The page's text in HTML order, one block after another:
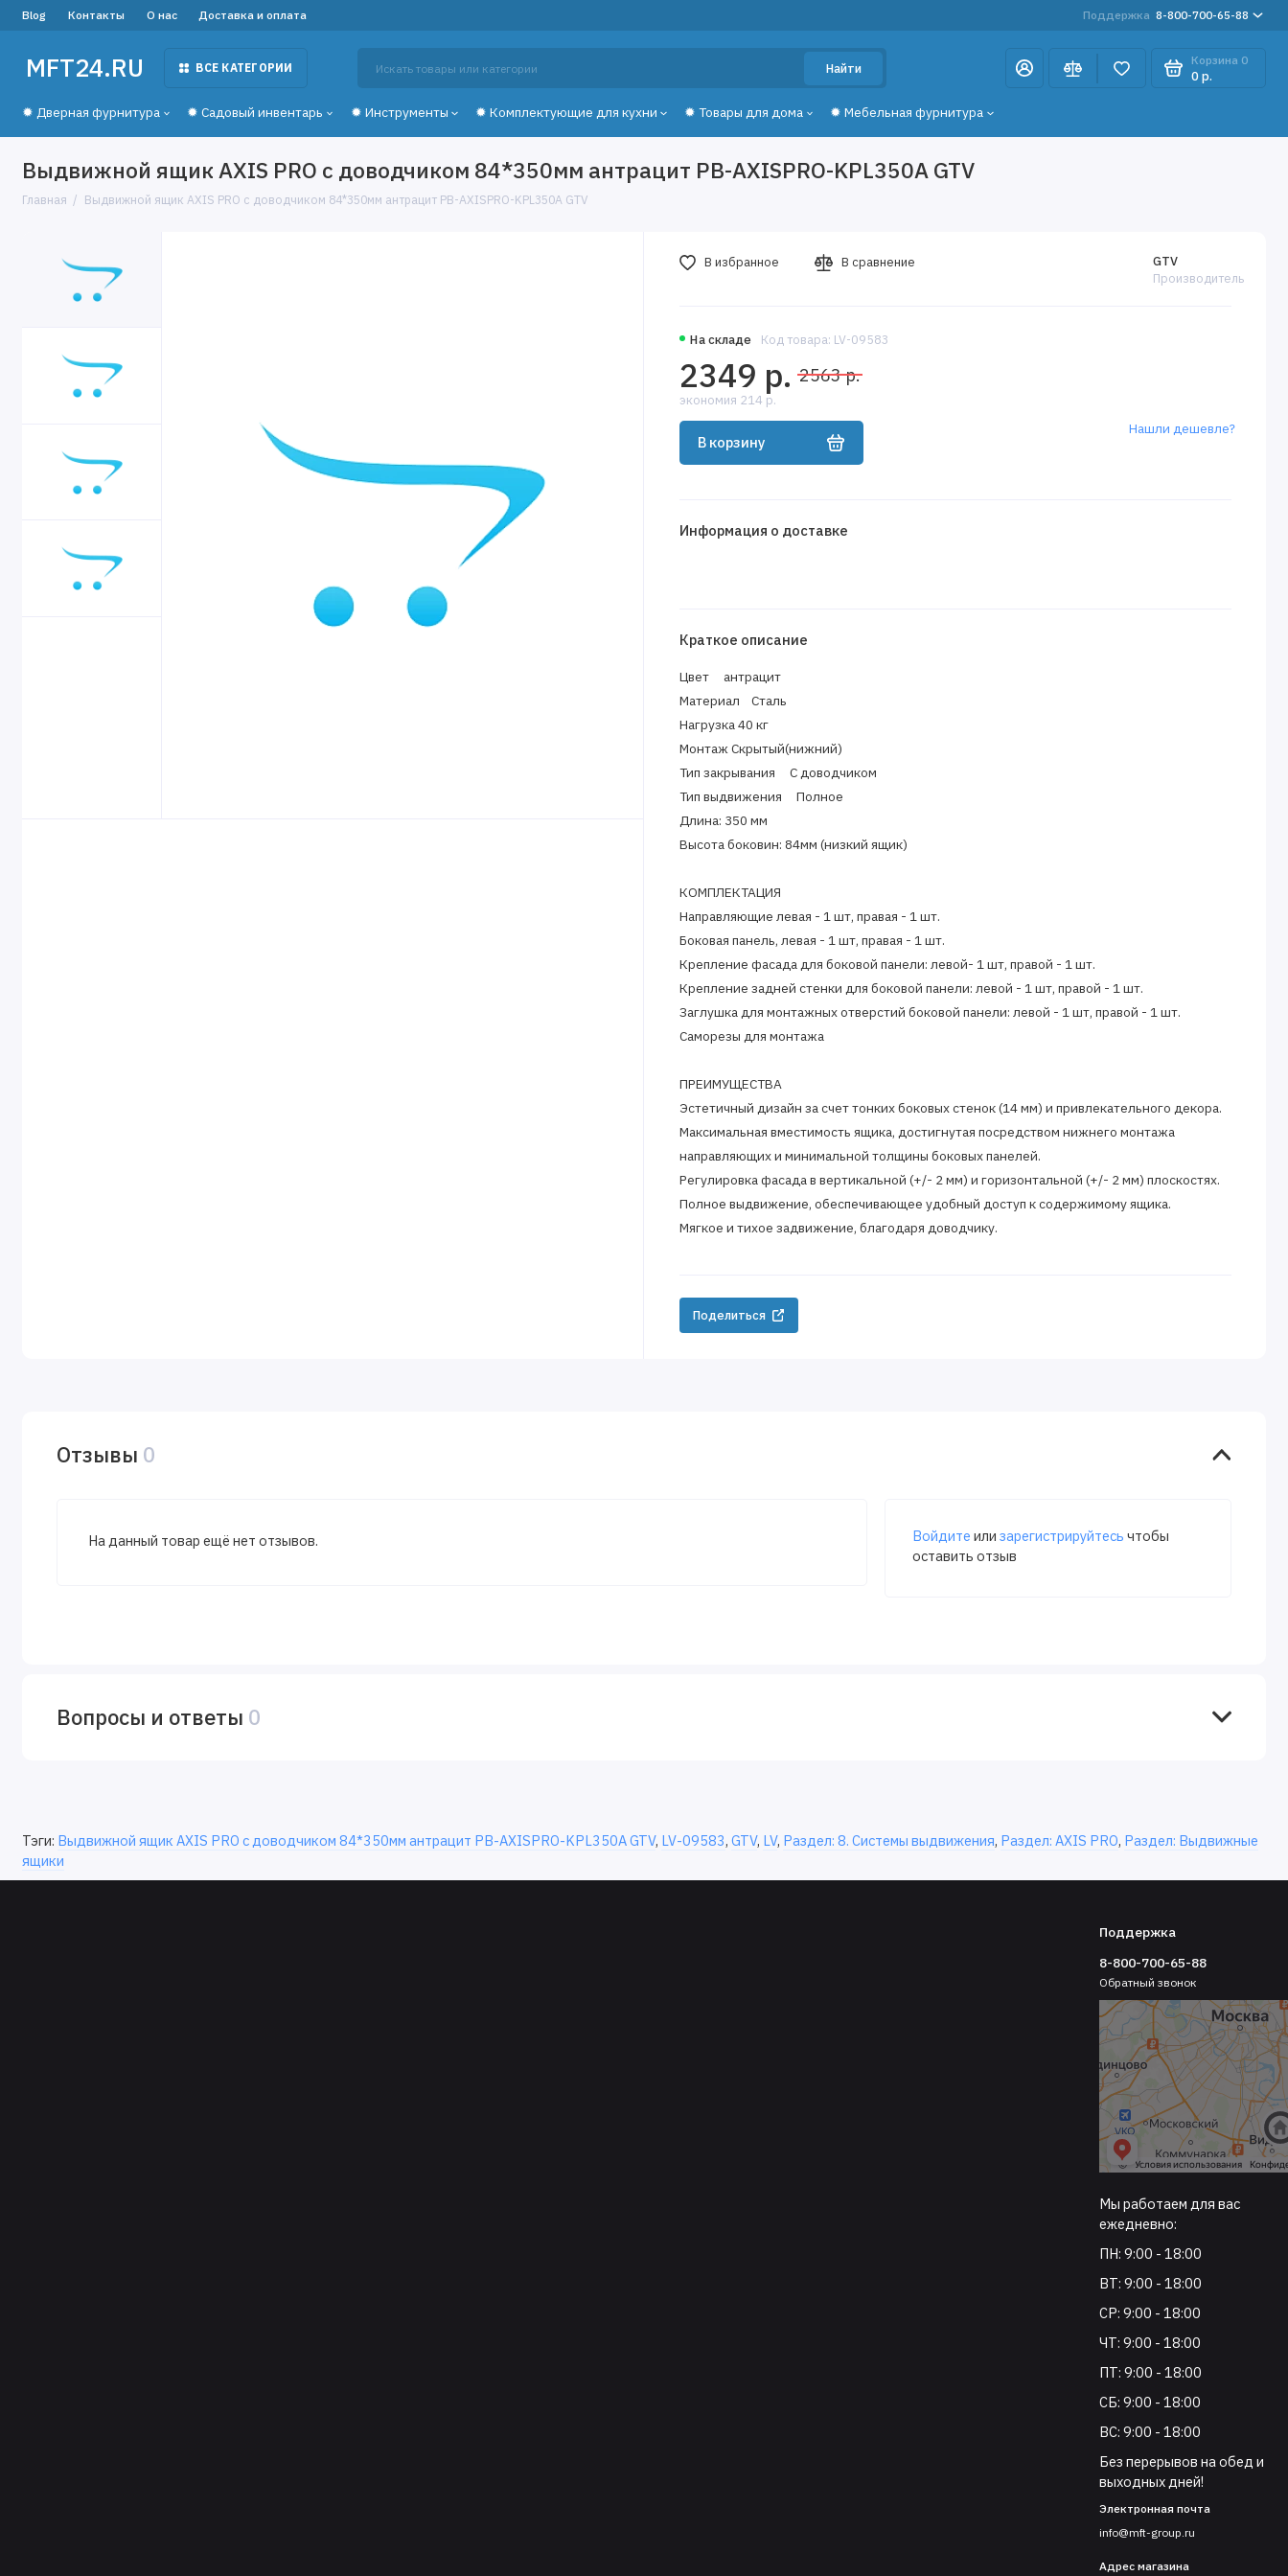
Blog Контакты О нас Доставка и оплата Поддержка 8-800-700-65-88
MFT24.RU ВСЕ КАТЕГОРИИ Найти
Корзина 0
0 р.
✹ Дверная фурнитура ✹ Садовый инвентарь ✹ Инструменты ✹ Комплектующие для кухни ✹ Товары для дома ✹ Мебельная фурнитура
Выдвижной ящик AXIS PRO с доводчиком 84*350мм антрацит PB-AXISPRO-KPL350А GTV
Главная Выдвижной ящик AXIS PRO с доводчиком 84*350мм антрацит PB-AXISPRO-KPL350А GTV
На складе Код товара: LV-09583
GTV
Производитель
2349 р. 2563 р.
экономия 214 р.
В корзину
Нашли дешевле?
В избранное В сравнение
Информация о доставке
Краткое описание
Цвет антрацит
Материал Сталь
Нагрузка 40 кг
Монтаж Скрытый(нижний)
Тип закрывания С доводчиком
Тип выдвижения Полное
Длина: 350 мм
Высота боковин: 84мм (низкий ящик)
КОМПЛЕКТАЦИЯ
Направляющие левая - 1 шт, правая - 1 шт.
Боковая панель, левая - 1 шт, правая - 1 шт.
Крепление фасада для боковой панели: левой- 1 шт, правой - 1 шт.
Крепление задней стенки для боковой панели: левой - 1 шт, правой - 1 шт.
Заглушка для монтажных отверстий боковой панели: левой - 1 шт, правой - 1 шт.
Саморезы для монтажа
ПРЕИМУЩЕСТВА
Эстетичный дизайн за счет тонких боковых стенок (14 мм) и привлекательного декора.
Максимальная вместимость ящика, достигнутая посредством нижнего монтажа
направляющих и минимальной толщины боковых панелей.
Регулировка фасада в вертикальной (+/- 2 мм) и горизонтальной (+/- 2 мм) плоскостях.
Полное выдвижение, обеспечивающее удобный доступ к содержимому ящика.
Мягкое и тихое задвижение, благодаря доводчику.
Поделиться
Отзывы 0
На данный товар ещё нет отзывов. Войдите или зарегистрируйтесь чтобы
оставить отзыв
Вопросы и ответы 0
Тэги: Выдвижной ящик AXIS PRO с доводчиком 84*350мм антрацит PB-AXISPRO-KPL350А GTV, LV-09583, GTV, LV, Раздел: 8. Системы выдвижения, Раздел: AXIS PRO, Раздел: Выдвижные
ящики
Поддержка
8-800-700-65-88
Обратный звонок
Мы работаем для вас
ежедневно:
ПН: 9:00 - 18:00
ВТ: 9:00 - 18:00
СР: 9:00 - 18:00
ЧТ: 9:00 - 18:00
ПТ: 9:00 - 18:00
СБ: 9:00 - 18:00
ВС: 9:00 - 18:00
Без перерывов на обед и
выходных дней!
Электронная почта
info@mft-group.ru
Адрес магазина